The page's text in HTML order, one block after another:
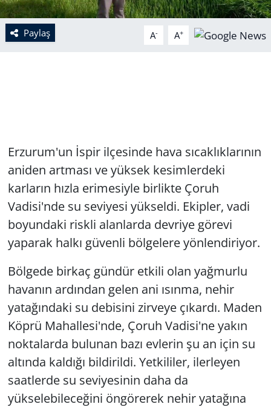
Paylaş A- A+
Erzurum'un İspir ilçesinde hava sıcaklıklarının
aniden artması ve yüksek kesimlerdeki
karların hızla erimesiyle birlikte Çoruh
Vadisi'nde su seviyesi yükseldi. Ekipler, vadi
boyundaki riskli alanlarda devriye görevi
yaparak halkı güvenli bölgelere yönlendiriyor.
Bölgede birkaç gündür etkili olan yağmurlu
havanın ardından gelen ani ısınma, nehir
yatağındaki su debisini zirveye çıkardı. Maden
Köprü Mahallesi'nde, Çoruh Vadisi'ne yakın
noktalarda bulunan bazı evlerin şu an için su
altında kaldığı bildirildi. Yetkililer, ilerleyen
saatlerde su seviyesinin daha da
yükselebileceğini öngörerek nehir yatağına